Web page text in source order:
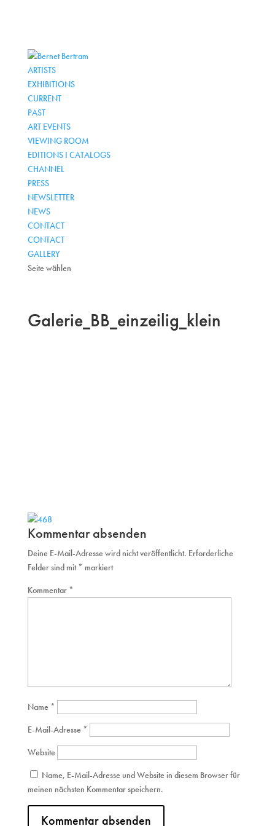
ARTISTS
EXHIBITIONS
CURRENT
PAST
ART EVENTS
VIEWING ROOM
EDITIONS I CATALOGS
CHANNEL
PRESS
NEWSLETTER
NEWS
CONTACT
CONTACT
GALLERY
Seite wählen
Galerie_BB_einzeilig_klein
Kommentar absenden
Deine E-Mail-Adresse wird nicht veröffentlicht. Erforderliche
Felder sind mit* markiert
Kommentar *
Name *
E-Mail-Adresse *
Website
Name, E-Mail-Adresse und Website in diesem Browser für
meinen nächsten Kommentar speichern.